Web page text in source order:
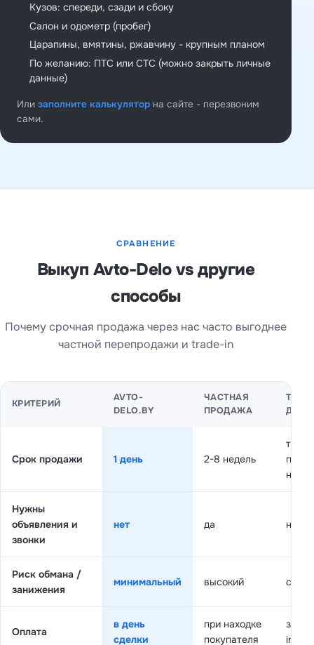
Кузов: спереди, сзади и сбоку
Салон и одометр (пробег)
Царапины, вмятины, ржавчину - крупным планом
По желанию: ПТС или СТС (можно закрыть личные
данные)
Или заполните калькулятор на сайте - перезвоним
сами.
СРАВНЕНИЕ
Выкуп Avto-Delo vs другие
способы
Почему срочная продажа через нас часто выгоднее
частной перепродажи и trade-in
КРИТЕРИЙ
AVTO-
DELO.BY
ЧАСТНАЯ
ПРОДАЖА
Срок продажи 1 день 2-8 недель
Нужны
объявления и
звонки
нет да нет
Риск обмана /
занижения
минимальный высокий
Оплата
в день
сделки
при находке
покупателя
in